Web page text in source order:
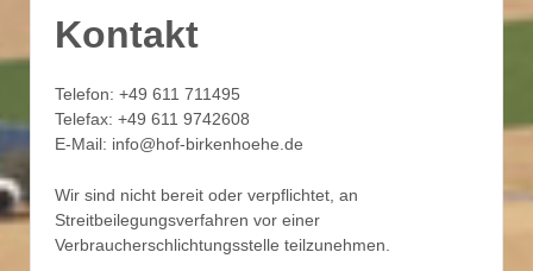
Kontakt
Telefon: +49 611 711495
Telefax: +49 611 9742608
E-Mail: info@hof-birkenhoehe.de
Wir sind nicht bereit oder verpflichtet, an
Streitbeilegungsverfahren vor einer
Verbraucherschlichtungsstelle teilzunehmen.